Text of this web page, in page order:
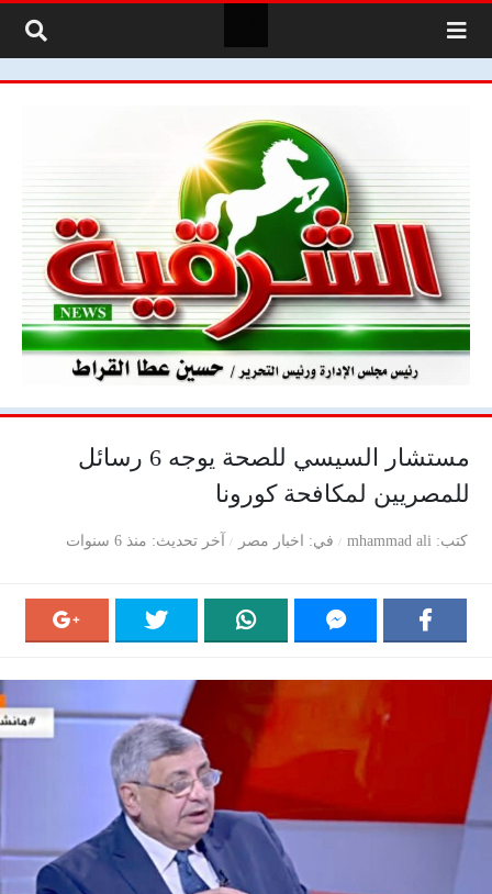
مستشار السيسي للصحة يوجه 6 رسائل
للمصريين لمكافحة كورونا
كتب mhammad ali في اخبار مصر آخر تحديث منذ 6 سنوات